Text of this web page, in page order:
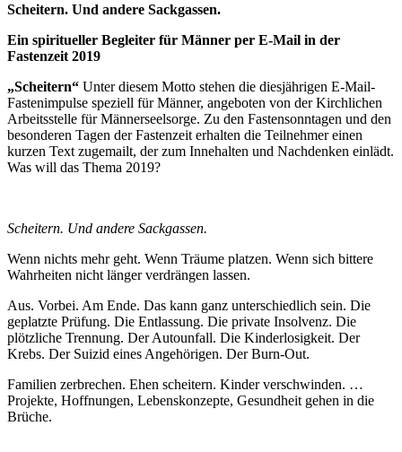
Scheitern. Und andere Sackgassen.
Ein spiritueller Begleiter für Männer per E-Mail in der
Fastenzeit 2019
„Scheitern“ Unter diesem Motto stehen die diesjährigen E-Mail-
Fastenimpulse speziell für Männer, angeboten von der Kirchlichen
Arbeitsstelle für Männerseelsorge. Zu den Fastensonntagen und den
besonderen Tagen der Fastenzeit erhalten die Teilnehmer einen
kurzen Text zugemailt, der zum Innehalten und Nachdenken einlädt.
Was will das Thema 2019?
Scheitern. Und andere Sackgassen.
Wenn nichts mehr geht. Wenn Träume platzen. Wenn sich bittere
Wahrheiten nicht länger verdrängen lassen.
Aus. Vorbei. Am Ende. Das kann ganz unterschiedlich sein. Die
geplatzte Prüfung. Die Entlassung. Die private Insolvenz. Die
plötzliche Trennung. Der Autounfall. Die Kinderlosigkeit. Der
Krebs. Der Suizid eines Angehörigen. Der Burn-Out.
Familien zerbrechen. Ehen scheitern. Kinder verschwinden. …
Projekte, Hoffnungen, Lebenskonzepte, Gesundheit gehen in die
Brüche.